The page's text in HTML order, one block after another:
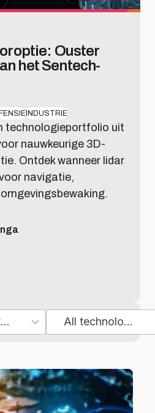
Ouster
het Sentech-
INDUSTRIE
technologieportfolio uit
nauwkeurige 3D-
Ontdek wanneer lidar
navigatie,
All industries All technologies